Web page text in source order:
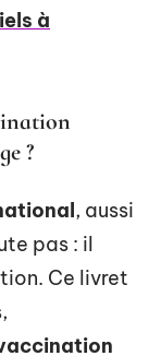
à
?
, aussi
pas : il
Ce livret